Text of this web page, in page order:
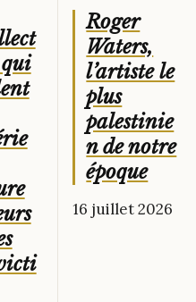
Roger
Waters,
l’artiste le
plus
palestinie
n de notre
époque
16 juillet 2026